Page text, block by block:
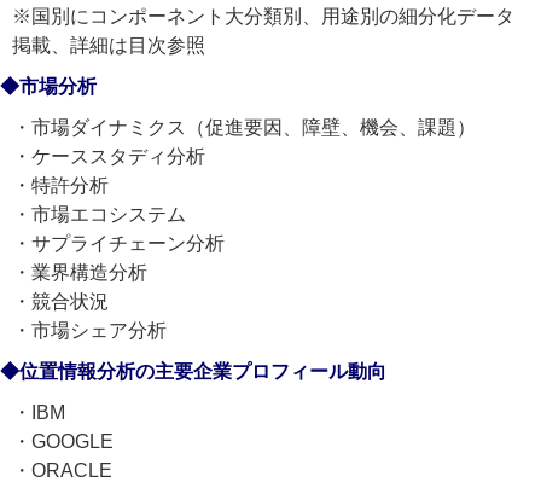
※国別にコンポーネント大分類別、用途別の細分化データ
掲載、詳細は目次参照
◆市場分析
・市場ダイナミクス（促進要因、障壁、機会、課題）
・ケーススタディ分析
・特許分析
・市場エコシステム
・サプライチェーン分析
・業界構造分析
・競合状況
・市場シェア分析
◆位置情報分析の主要企業プロフィール動向
・IBM
・GOOGLE
・ORACLE